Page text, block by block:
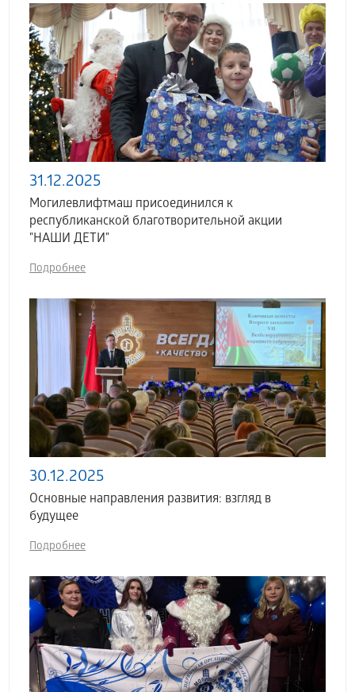
31.12.2025
Могилевлифтмаш присоединился к
республиканской благотворительной акции
"НАШИ ДЕТИ"
Подробнее
30.12.2025
Основные направления развития: взгляд в
будущее
Подробнее